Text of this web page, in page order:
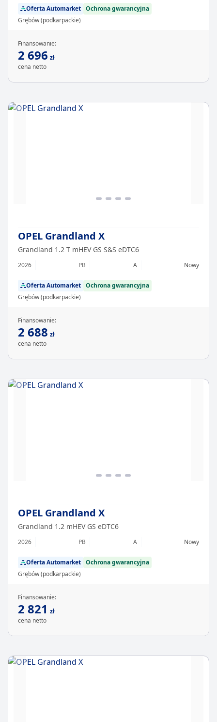
Oferta Automarket Ochrona gwarancyjna
Grębów (podkarpackie)
Finansowanie:
2 696 zł
cena netto
OPEL Grandland X
Grandland 1.2 T mHEV GS S&S eDTC6
2026 PB A Nowy
Oferta Automarket Ochrona gwarancyjna
Grębów (podkarpackie)
Finansowanie:
2 688 zł
cena netto
OPEL Grandland X
Grandland 1.2 mHEV GS eDTC6
2026 PB A Nowy
Oferta Automarket Ochrona gwarancyjna
Grębów (podkarpackie)
Finansowanie:
2 821 zł
cena netto